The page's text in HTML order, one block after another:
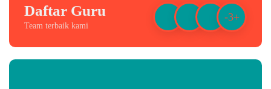
Daftar Guru
Team terbaik kami
-3+